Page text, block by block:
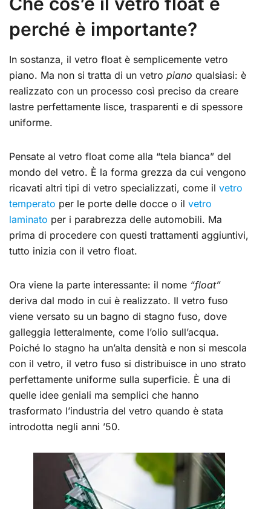
perché è importante?
In sostanza, il vetro float è semplicemente vetro
piano. Ma non si tratta di un vetro piano qualsiasi: è
realizzato con un processo così preciso da creare
lastre perfettamente lisce, trasparenti e di spessore
uniforme.
Pensate al vetro float come alla “tela bianca” del
mondo del vetro. È la forma grezza da cui vengono
ricavati altri tipi di vetro specializzati, come il vetro
temperato per le porte delle docce o il vetro
laminato per i parabrezza delle automobili. Ma
prima di procedere con questi trattamenti aggiuntivi,
tutto inizia con il vetro float.
Ora viene la parte interessante: il nome “float”
deriva dal modo in cui è realizzato. Il vetro fuso
viene versato su un bagno di stagno fuso, dove
galleggia letteralmente, come l’olio sull’acqua.
Poiché lo stagno ha un’alta densità e non si mescola
con il vetro, il vetro fuso si distribuisce in uno strato
perfettamente uniforme sulla superficie. È una di
quelle idee geniali ma semplici che hanno
trasformato l’industria del vetro quando è stata
introdotta negli anni ’50.